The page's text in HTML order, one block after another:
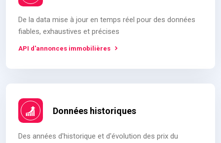
De la data mise à jour en temps réel pour des données
fiables, exhaustives et précises
API d'annonces immobilières
Données historiques
Des années d'historique et d'évolution des prix du